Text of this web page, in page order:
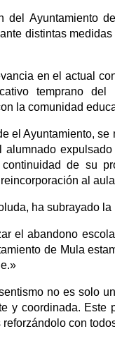
del Ayuntamiento
distintas
en el actual
temprano
la comunidad
el Ayuntamiento,
de su
al
ha subrayado
el abandono
de Mula
no es solo
y coordinada.
con